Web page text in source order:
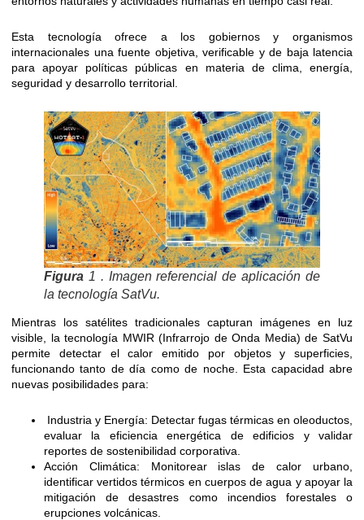
Esta tecnología ofrece a los gobiernos y organismos
internacionales una fuente objetiva, verificable y de baja latencia
para apoyar políticas públicas en materia de clima, energía,
seguridad y desarrollo territorial.
Figura 1 . Imagen referencial de aplicación de
la tecnología SatVu.
Mientras los satélites tradicionales capturan imágenes en luz
visible, la tecnología MWIR (Infrarrojo de Onda Media) de SatVu
permite detectar el calor emitido por objetos y superficies,
funcionando tanto de día como de noche. Esta capacidad abre
nuevas posibilidades para:
Industria y Energía: Detectar fugas térmicas en oleoductos,
evaluar la eficiencia energética de edificios y validar
reportes de sostenibilidad corporativa.
Acción Climática: Monitorear islas de calor urbano,
identificar vertidos térmicos en cuerpos de agua y apoyar la
mitigación de desastres como incendios forestales o
erupciones volcánicas.